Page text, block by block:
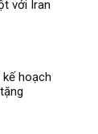
với Iran
hoạch